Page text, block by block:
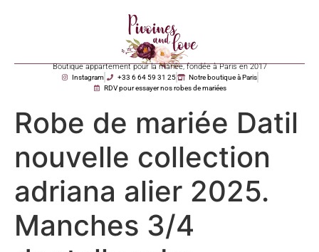
Boutique appartement pour la mariée, fondée à Paris en 2017
Instagram +33 6 64 59 31 25
Notre boutique à Paris
RDV pour essayer nos robes de mariées
Robe de mariée Datil
nouvelle collection
adriana alier 2025.
Manches 3/4